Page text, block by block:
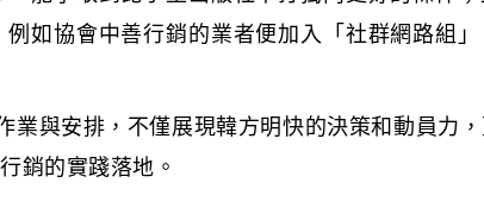
如協會中善行銷的業者便加入「社群網路組
業與安排，不僅展現韓方明快的決策和動員力
銷的實踐落地。